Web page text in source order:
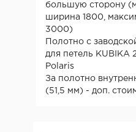
большую сторону
ширина 1800,
3000)
Полотно с
для петель KUBIKA
Polaris
За полотно
(51,5 мм) - доп.